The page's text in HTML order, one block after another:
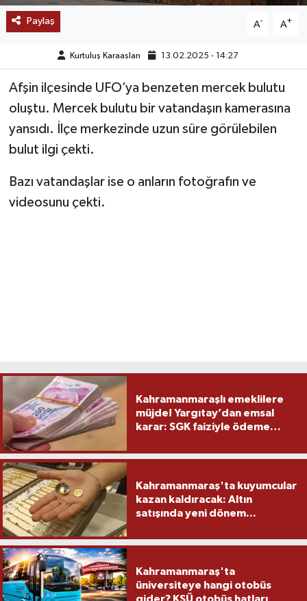
Paylaş A- A+
Kurtuluş Karaaslan 13.02.2025 - 14:27
Afşin ilçesinde UFO’ya benzeten mercek bulutu
oluştu. Mercek bulutu bir vatandaşın kamerasına
yansıdı. İlçe merkezinde uzun süre görülebilen
bulut ilgi çekti.
Bazı vatandaşlar ise o anların fotoğrafın ve
videosunu çekti.
Kahramanmaraşlı emeklilere
müjde! Yargıtay’dan emsal
karar: SGK faiziyle ödeme
Kahramanmaraş'ta kuyumcular
kazan kaldıracak: Altın
satışında yeni dönem...
Kahramanmaraş'ta
üniversiteye hangi otobüs
KEŞFET
POPÜLER
DÜNYA
TREND
MEDYA
OTOMOTİV